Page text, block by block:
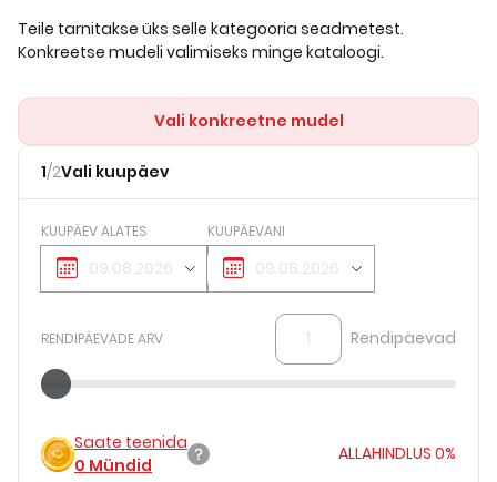
Teile tarnitakse üks selle kategooria seadmetest.
Konkreetse mudeli valimiseks minge kataloogi.
Vali konkreetne mudel
1/2Vali kuupäev
KUUPÄEV ALATES KUUPÄEVANI
RENDIPÄEVADE ARV Rendipäevad
Saate teenida
0 Mündid
ALLAHINDLUS 0%